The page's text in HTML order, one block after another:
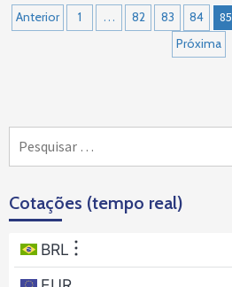
Navegação
por
Anterior 1 … 82 83 84 85
Próxima
por:
Cotações (tempo real)